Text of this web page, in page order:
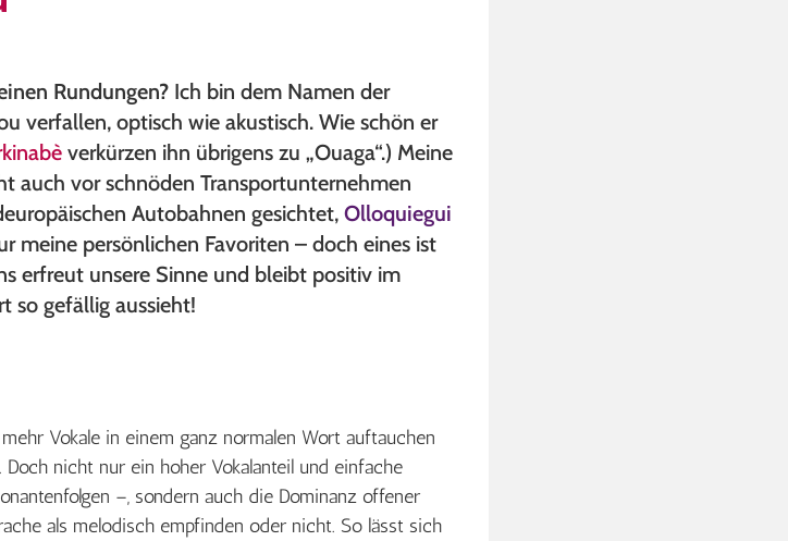
Rundungen? Ich bin dem Namen der
verfallen, optisch wie akustisch. Wie schön er
verkürzen ihn übrigens zu „Ouaga“.) Meine
auch vor schnöden Transportunternehmen
Autobahnen gesichtet, Olloquiegui
meine persönlichen Favoriten – doch eines ist
erfreut unsere Sinne und bleibt positiv im
so gefällig aussieht!
Vokale in einem ganz normalen Wort auftauchen
nicht nur ein hoher Vokalanteil und einfache
–, sondern auch die Dominanz offener
als melodisch empfinden oder nicht. So lässt sich